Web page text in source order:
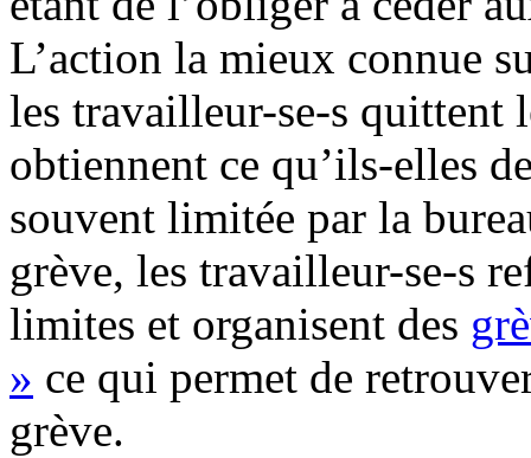
L’action la mieux connue
les travailleur-se-s quittent
obtiennent ce qu’ils-elles
souvent limitée par la
grève, les travailleur-se-s
limites et organisent des
» ce qui permet de
grève.